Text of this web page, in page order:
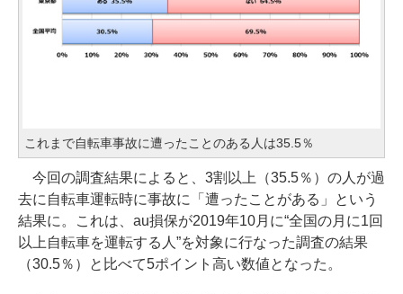
これまで自転車事故に遭ったことのある人は35.5％
今回の調査結果によると、3割以上（35.5％）の人が過
去に自転車運転時に事故に「遭ったことがある」という
結果に。これは、au損保が2019年10月に“全国の月に1回
以上自転車を運転する人”を対象に行なった調査の結果
（30.5％）と比べて5ポイント高い数値となった。